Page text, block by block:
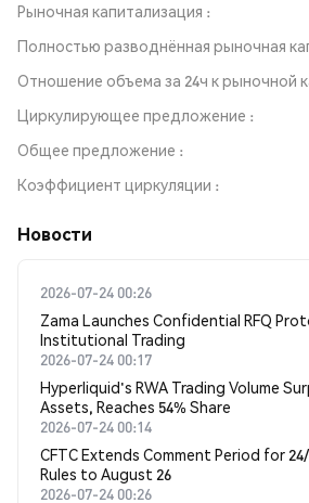
Рыночная капитализация
Полностью разводнённая рыночная
Отношение объема за 24ч к рыночной
Циркулирующее предложение
Общее предложение
Коэффициент циркуляции
Новости
2026-07-24 00:26
Zama Launches Confidential RFQ
Institutional Trading
2026-07-24 00:17
Hyperliquid's RWA Trading Volume
Assets, Reaches 54% Share
2026-07-24 00:14
CFTC Extends Comment Period for
Rules to August 26
2026-07-24 00:26